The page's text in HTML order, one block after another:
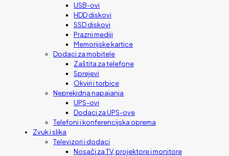
USB-ovi
HDD diskovi
SSD diskovi
Prazni mediji
Memorijske kartice
Dodaci za mobitele
Zaštita za telefone
Sprejevi
Okviri i torbice
Neprekidna napajanja
UPS-ovi
Dodaci za UPS-ove
Telefoni i konferencijska oprema
Zvuk i slika
Televizori i dodaci
Nosači za TV, projektore i monitore